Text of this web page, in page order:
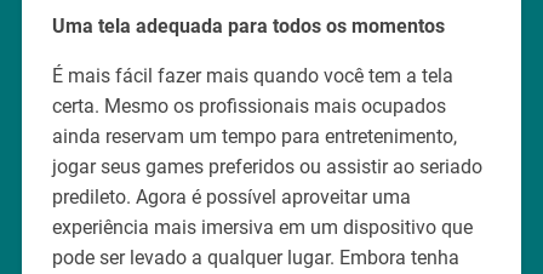
Uma tela adequada para todos os momentos
É mais fácil fazer mais quando você tem a tela
certa. Mesmo os profissionais mais ocupados
ainda reservam um tempo para entretenimento,
jogar seus games preferidos ou assistir ao seriado
predileto. Agora é possível aproveitar uma
experiência mais imersiva em um dispositivo que
pode ser levado a qualquer lugar. Embora tenha